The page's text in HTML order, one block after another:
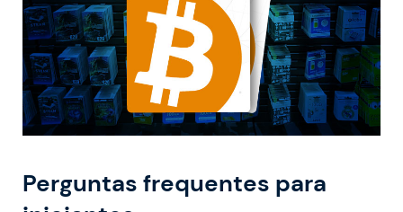
Perguntas frequentes para